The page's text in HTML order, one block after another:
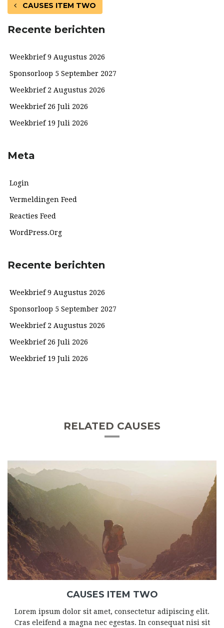
CAUSES ITEM TWO
Recente berichten
Weekbrief 9 Augustus 2026
Sponsorloop 5 September 2027
Weekbrief 2 Augustus 2026
Weekbrief 26 Juli 2026
Weekbrief 19 Juli 2026
Meta
Login
Vermeldingen Feed
Reacties Feed
WordPress.org
Recente berichten
Weekbrief 9 Augustus 2026
Sponsorloop 5 September 2027
Weekbrief 2 Augustus 2026
Weekbrief 26 Juli 2026
Weekbrief 19 Juli 2026
RELATED CAUSES
CAUSES ITEM TWO
Lorem ipsum dolor sit amet, consectetur adipiscing elit.
Cras eleifend a magna nec egestas. In consequat nisi sit